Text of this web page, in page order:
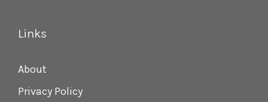
Links
About
Privacy Policy